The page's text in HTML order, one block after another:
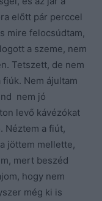
előtt pár perccel
mire felocsúdtam,
a szeme, nem
Tetszett, de nem
Nem ájultam
nem jó
levő kávézókat
Néztem a fiút,
jöttem mellette,
mert beszéd
hogy nem
még ki is